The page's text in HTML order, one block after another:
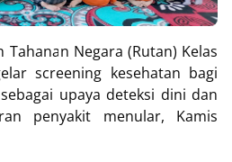
Tahanan Negara (Rutan) Kelas
screening kesehatan bagi
upaya deteksi dini dan
penyakit menular, Kamis